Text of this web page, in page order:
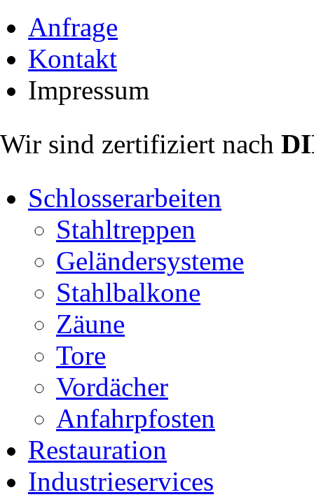
Anfrage
Kontakt
Impressum
Wir sind zertifiziert nach
Schlosserarbeiten
Stahltreppen
Geländersysteme
Stahlbalkone
Zäune
Tore
Vordächer
Anfahrpfosten
Restauration
Industrieservices